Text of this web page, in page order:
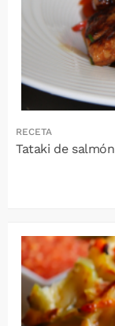
RECETA
Tataki de salmón